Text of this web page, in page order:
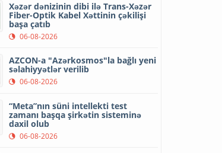
Xəzər dənizinin dibi ilə Trans-Xəzər
Fiber-Optik Kabel Xəttinin çəkilişi
başa çatıb
06-08-2026
AZCON-a "Azərkosmos"la bağlı yeni
səlahiyyətlər verilib
06-08-2026
“Meta”nın süni intellekti test
zamanı başqa şirkətin sisteminə
daxil olub
06-08-2026